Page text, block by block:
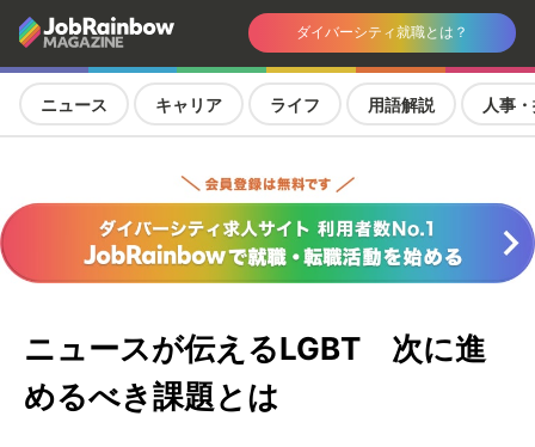
ダイバーシティ就職とは？
ニュース キャリア ライフ 用語解説 人事
ニュースが伝えるLGBT 次に進
めるべき課題とは